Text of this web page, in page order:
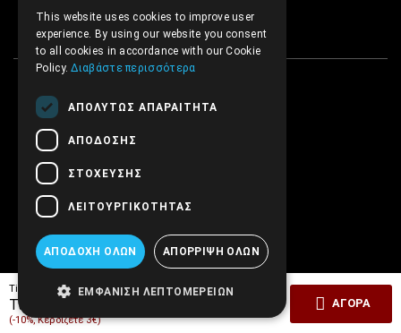
Tiμή Έκδοσης: 30,00€
Τιμή ΕΜΒΡΥΟ:
(-10%, Κερδίζετε 3€)
ΑΓΟΡΆ
This website uses cookies to improve user
experience. By using our website you consent
to all cookies in accordance with our Cookie
Policy.Διαβάστε περισσότερα
ΑΠΟΛΎΤΩΣ ΑΠΑΡΑΊΤΗΤΑ
ΑΠΌΔΟΣΗΣ
ΣΤΌΧΕΥΣΗΣ
ΛΕΙΤΟΥΡΓΙΚΌΤΗΤΑΣ
ΑΠΟΔΟΧΉ ΌΛΩΝ ΑΠΌΡΡΙΨΗ ΌΛΩΝ
ΕΜΦΆΝΙΣΗ ΛΕΠΤΟΜΕΡΕΙΏΝ